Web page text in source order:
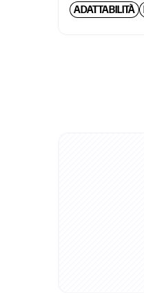
ADATTABILITÀ